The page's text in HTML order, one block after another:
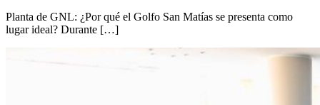
Planta de GNL: ¿Por qué el Golfo San Matías se presenta como
lugar ideal? Durante […]